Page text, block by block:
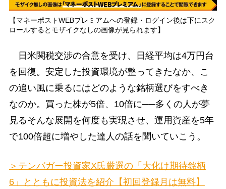
【マネーポストWEBプレミアムへの登録・ログイン後は下にスク
ロールするとモザイクなしの画像が見られます】
日米関税交渉の合意を受け、日経平均は4万円台
を回復。安定した投資環境が整ってきたなか、こ
の追い風に乗るにはどのような銘柄選びをすべき
なのか。買った株が5倍、10倍に──多くの人が夢
見るそんな展開を何度も実現させ、運用資産を5年
で100倍超に増やした達人の話を聞いていこう。
＞テンバガー投資家X氏厳選の「大化け期待銘柄
6」とともに投資法を紹介【初回登録月は無料】